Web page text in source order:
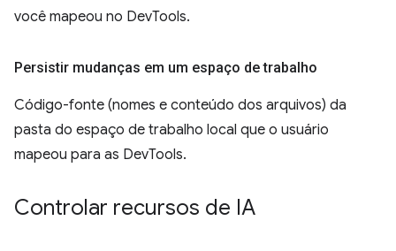
você mapeou no DevTools.
Persistir mudanças em um espaço de trabalho
Código-fonte (nomes e conteúdo dos arquivos) da
pasta do espaço de trabalho local que o usuário
mapeou para as DevTools.
Controlar recursos de IA